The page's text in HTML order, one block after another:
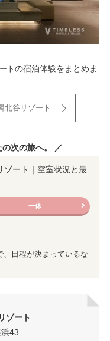
ト の宿泊体験をまとめま
北谷リゾート
次の旅へ。 ／
ゾート｜空室状況と最
一休
、日程が決まっているな
ゾート
43